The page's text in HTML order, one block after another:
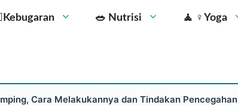
🥗 Nutrisi 🧘 ‍♀️Yoga
Cara Melakukannya dan Tindakan Pencegahan